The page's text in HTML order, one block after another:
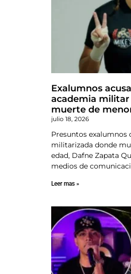
Exalumnos
academia
muerte de
julio 18, 2026
Presuntos
militarizada donde
edad, Dafne Zapata
medios de
Leer mas »